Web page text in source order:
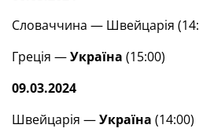
Словаччина — Швейцарія
Греція —Україна (15:00)
09.03.2024
Швейцарія —Україна (14:00)